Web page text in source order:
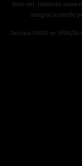
(site-uri, instituţii mass-
integral scrierile
Decizia ONJN nr. 1598/